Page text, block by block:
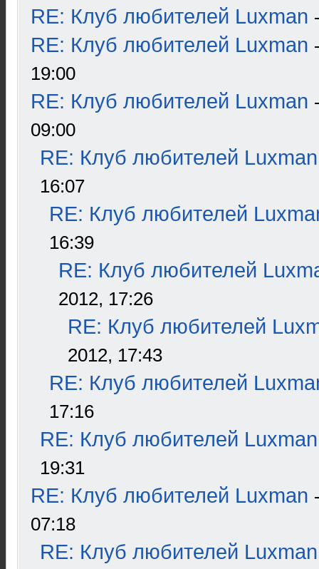
RE: Клуб любителей Luxman
RE: Клуб любителей Luxman
19:00
RE: Клуб любителей Luxman
09:00
RE: Клуб любителей Luxman
16:07
RE: Клуб любителей
16:39
RE: Клуб любителей
2012, 17:26
RE: Клуб любителей
2012, 17:43
RE: Клуб любителей
17:16
RE: Клуб любителей Luxman
19:31
RE: Клуб любителей Luxman
07:18
RE: Клуб любителей Luxman